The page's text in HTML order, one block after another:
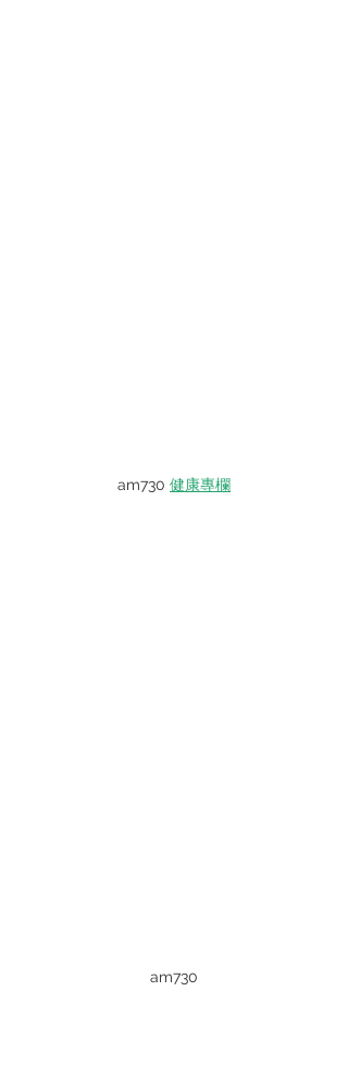
am730 健康專欄
am730